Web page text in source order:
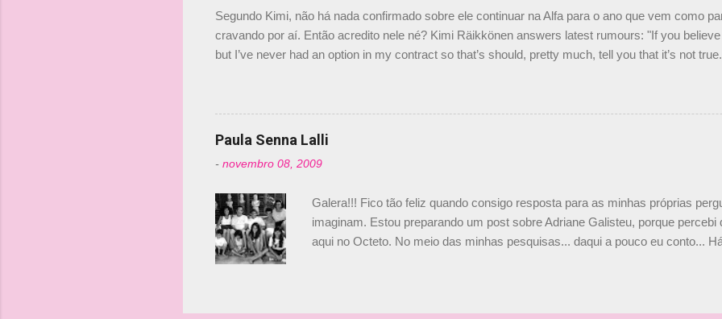
Segundo Kimi, não há nada confirmado sobre ele continuar na Alfa para o ano que vem como
cravando por aí. Então acredito nele né? Kimi Räikkönen answers latest rumours: "If you believe
but I’ve never had an option in my contract so that’s should, pretty much, tell you that it’s not
@RGrosjean ! #EifelGP 🇩🇪 #F1 pic.twitter.com/GSAu1LWnwW — Formula 1 (@F1) October
Paula Senna Lalli
- novembro 08, 2009
Galera!!! Fico tão feliz quando consigo resposta para as minhas próprias
imaginam. Estou preparando um post sobre Adriane Galisteu, porque percebi
aqui no Octeto. No meio das minhas pesquisas... daqui a pouco eu conto...